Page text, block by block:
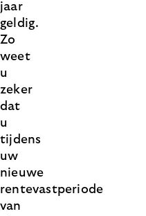
jaar
geldig.
Zo
weet
u
zeker
dat
u
tijdens
uw
nieuwe
rentevastperiode
van